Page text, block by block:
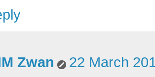
Zwan
22 March